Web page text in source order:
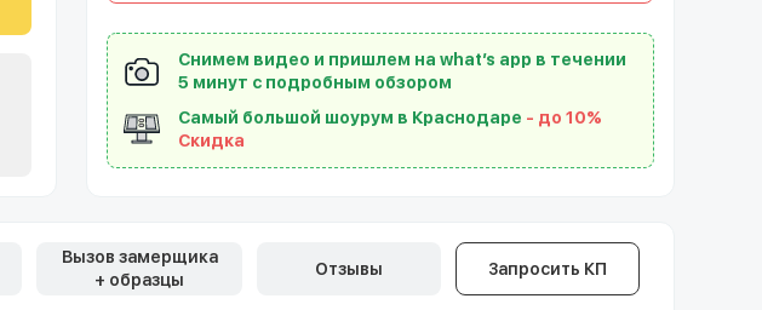
Снимем видео и пришлем на what’s app в течении
5 минут с подробным обзором
Самый большой шоурум в Краснодаре - до 10%
Скидка
Вызов замерщика
+ образцы
Отзывы Запросить КП